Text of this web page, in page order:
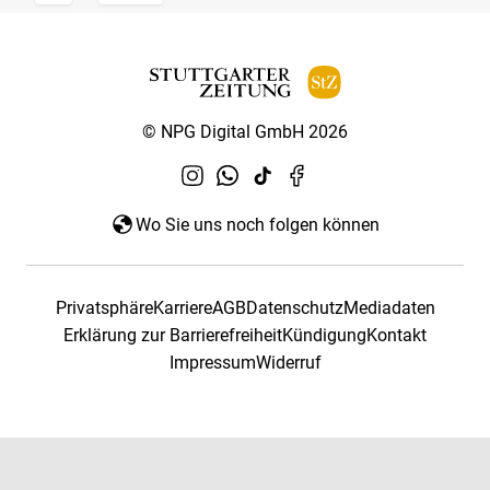
© NPG Digital GmbH 2026
Wo Sie uns noch folgen können
PrivatsphäreKarriereAGBDatenschutzMediadaten
Erklärung zur BarrierefreiheitKündigungKontakt
ImpressumWiderruf